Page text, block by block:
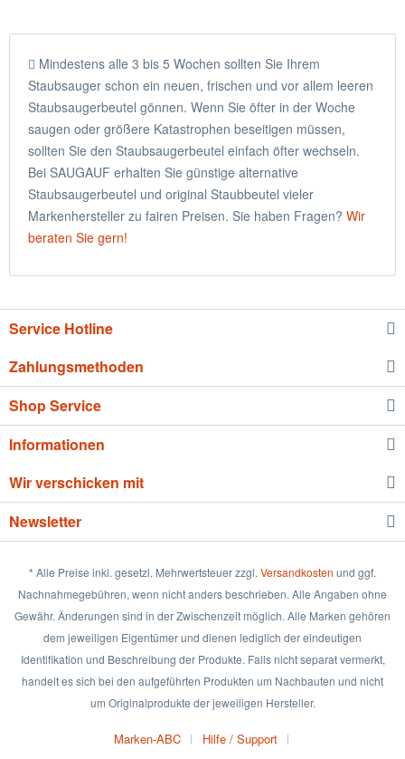
Mindestens alle 3 bis 5 Wochen sollten Sie Ihrem
Staubsauger schon ein neuen, frischen und vor allem leeren
Staubsaugerbeutel gönnen. Wenn Sie öfter in der Woche
saugen oder größere Katastrophen beseitigen müssen,
sollten Sie den Staubsaugerbeutel einfach öfter wechseln.
Bei SAUGAUF erhalten Sie günstige alternative
Staubsaugerbeutel und original Staubbeutel vieler
Markenhersteller zu fairen Preisen. Sie haben Fragen? Wir
beraten Sie gern!
Service Hotline
Zahlungsmethoden
Shop Service
Informationen
Wir verschicken mit
Newsletter
* Alle Preise inkl. gesetzl. Mehrwertsteuer zzgl. Versandkosten und ggf.
Nachnahmegebühren, wenn nicht anders beschrieben. Alle Angaben ohne
Gewähr. Änderungen sind in der Zwischenzeit möglich. Alle Marken gehören
dem jeweiligen Eigentümer und dienen lediglich der eindeutigen
Identifikation und Beschreibung der Produkte. Falls nicht separat vermerkt,
handelt es sich bei den aufgeführten Produkten um Nachbauten und nicht
um Originalprodukte der jeweiligen Hersteller.
Marken-ABC Hilfe / Support